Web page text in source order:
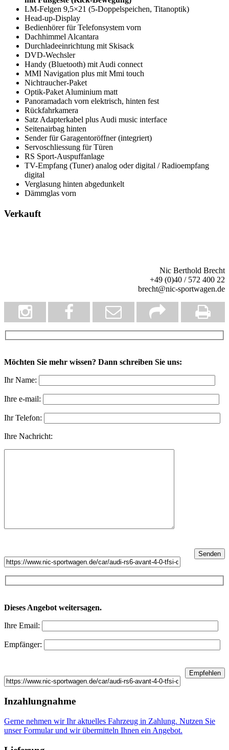
LM-Felgen 9,5×21 (5-Doppelspeichen, Titanoptik)
Head-up-Display
Bedienhörer für Telefonsystem vorn
Dachhimmel Alcantara
Durchladeeinrichtung mit Skisack
DVD-Wechsler
Handy (Bluetooth) mit Audi connect
MMI Navigation plus mit Mmi touch
Nichtraucher-Paket
Optik-Paket Aluminium matt
Panoramadach vorn elektrisch, hinten fest
Rückfahrkamera
Satz Adapterkabel plus Audi music interface
Seitenairbag hinten
Sender für Garagentoröffner (integriert)
Servoschliessung für Türen
RS Sport-Auspuffanlage
TV-Empfang (Tuner) analog oder digital / Radioempfang
digital
Verglasung hinten abgedunkelt
Dämmglas vorn
Verkauft
Nic Berthold Brecht
+49 (0)40 / 572 400 22
brecht@nic-sportwagen.de
Möchten Sie mehr wissen? Dann schreiben Sie uns:
Ihr Name:
Ihre e-mail:
Ihr Telefon:
Ihre Nachricht:
Dieses Angebot weitersagen.
Ihre Email:
Empfänger:
Inzahlungnahme
Gerne nehmen wir Ihr aktuelles Fahrzeug in Zahlung. Nutzen Sie
unser Formular und wir übermitteln Ihnen ein Angebot.